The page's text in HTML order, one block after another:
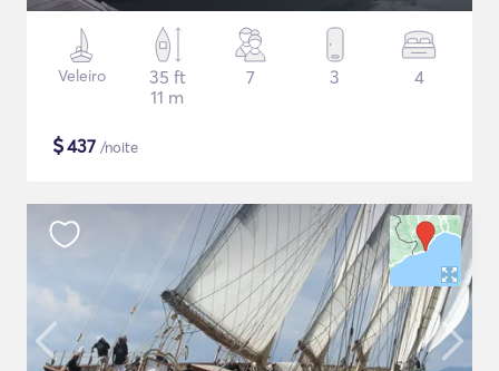
Veleiro
35 ft
11 m
7 3 4
$437 /noite